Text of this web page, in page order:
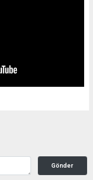
Gönder